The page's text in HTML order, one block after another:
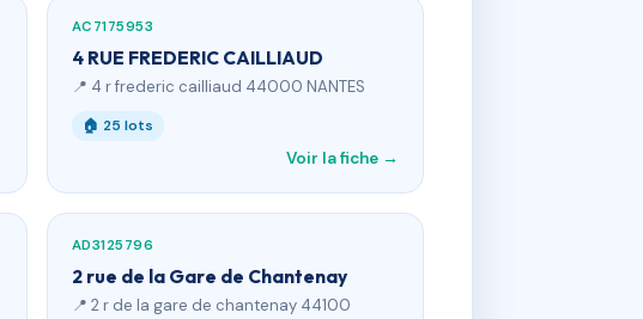
AC7175953
4 RUE FREDERIC CAILLIAUD
📍 4 r frederic cailliaud 44000 NANTES
🏠 25 lots
Voir la fiche →
AD3125796
2 rue de la Gare de Chantenay
📍 2 r de la gare de chantenay 44100